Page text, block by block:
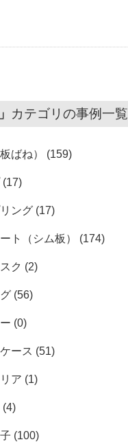
カテゴリの事例一覧
ばね） (159)
(17)
ング (17)
ト（シム板） (174)
ク (2)
(56)
(0)
ース (51)
ア (1)
(4)
(100)